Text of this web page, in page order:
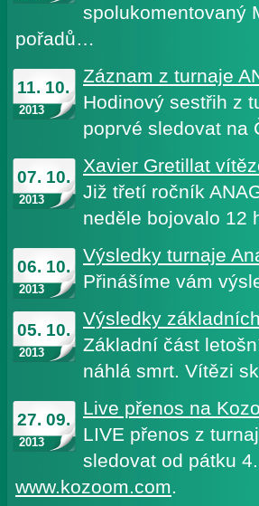
spolukomentovaný
pořadů…
11. 10.
2013
Záznam z turnaje
Hodinový sestřih z
poprvé sledovat na
07. 10.
2013
Xavier Gretillat
Již třetí ročník
neděle bojovalo 12
06. 10.
2013
Výsledky turnaje
Přinášíme vám
05. 10.
2013
Výsledky
Základní část
náhlá smrt. Vítězi
27. 09.
2013
Live přenos na
LIVE přenos z
sledovat od pátku
www.kozoom.com.